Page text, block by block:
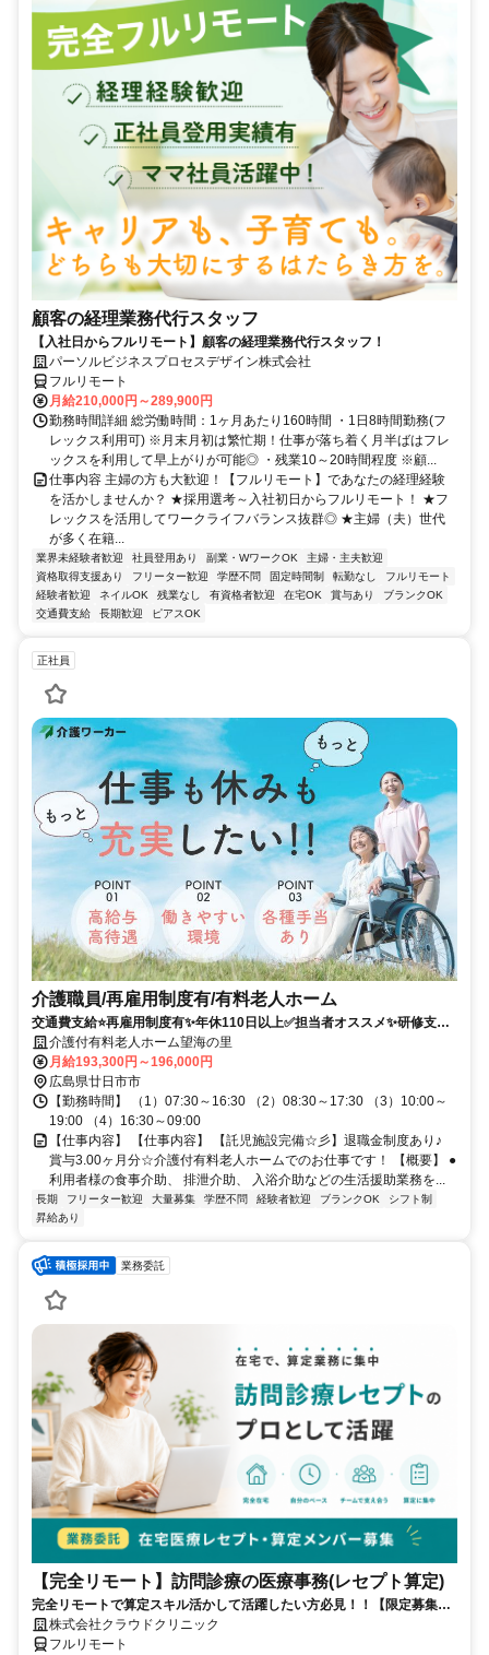
顧客の経理業務代行スタッフ
【入社日からフルリモート】顧客の経理業務代行スタッフ！
パーソルビジネスプロセスデザイン株式会社
フルリモート
月給210,000円～289,900円
勤務時間詳細 総労働時間：1ヶ月あたり160時間 ・1日8時間勤務(フ
レックス利用可) ※月末月初は繁忙期！仕事が落ち着く月半ばはフレ
ックスを利用して早上がりが可能◎ ・残業10～20時間程度 ※顧...
仕事内容 主婦の方も大歓迎！【フルリモート】であなたの経理経験
を活かしませんか？ ★採用選考～入社初日からフルリモート！ ★フ
レックスを活用してワークライフバランス抜群◎ ★主婦（夫）世代
が多く在籍...
業界未経験者歓迎 社員登用あり 副業・WワークOK
主婦・主夫歓迎
資格取得支援あり
フリーター歓迎 学歴不問 固定時間制 転勤なし
フルリモート
経験者歓迎
ネイルOK 残業なし 有資格者歓迎 在宅OK 賞与あり
ブランクOK
交通費支給
長期歓迎 ピアスOK
正社員
介護職員/再雇用制度有/有料老人ホーム
交通費支給⭐️再雇用制度有✨年休110日以上✅️担当者オススメ✨研修支援
有⭕️経験者優遇✨車通勤ＯＫ
介護付有料老人ホーム望海の里
月給193,300円～196,000円
広島県廿日市市
【勤務時間】 （1）07:30～16:30 （2）08:30～17:30 （3）10:00～
19:00 （4）16:30～09:00
【仕事内容】 【仕事内容】 【託児施設完備☆彡】退職金制度あり♪
賞与3.00ヶ月分☆介護付有料老人ホームでのお仕事です！ 【概要】 ●
利用者様の食事介助、 排泄介助、 入浴介助などの生活援助業務を...
長期 フリーター歓迎 大量募集 学歴不問 経験者歓迎 ブランクOK
シフト制
昇給あり
業務委託
【完全リモート】訪問診療の医療事務(レセプト算定)
完全リモートで算定スキル活かして活躍したい方必見！！【限定募集】
完全リモート｜在宅医療レセプト算定（成果報酬型／業務委託）
株式会社クラウドクリニック
フルリモート